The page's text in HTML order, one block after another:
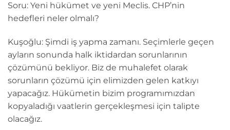
Soru: Yeni hükümet ve yeni Meclis. CHP’nin
hedefleri neler olmalı?
Kuşoğlu: Şimdi iş yapma zamanı. Seçimlerle geçen
ayların sonunda halk iktidardan sorunlarının
çözümünü bekliyor. Biz de muhalefet olarak
sorunların çözümü için elimizden gelen katkıyı
yapacağız. Hükümetin bizim programımızdan
kopyaladığı vaatlerin gerçekleşmesi için talipte
olacağız.